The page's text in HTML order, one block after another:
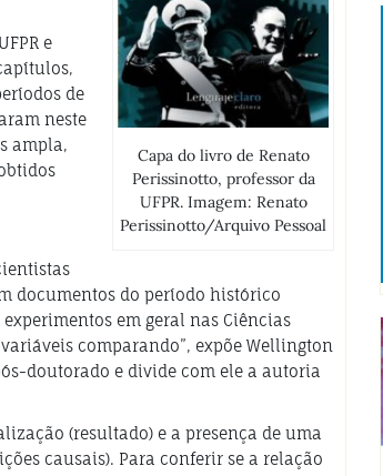
Capa do livro de Renato
Perissinotto, professor da
UFPR. Imagem: Renato
Perissinotto/Arquivo Pessoal
e
de
neste
ampla,
documentos do período histórico
em geral nas Ciências
comparando”, expõe Wellington
doutorado e divide com ele a autoria
(resultado) e a presença de uma
causais). Para conferir se a relação